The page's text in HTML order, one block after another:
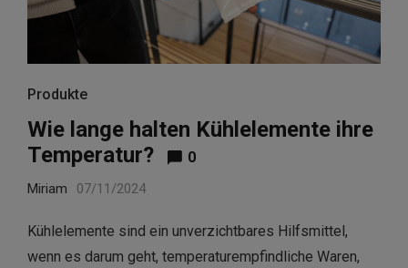
Produkte
Wie lange halten Kühlelemente ihre
Temperatur?
0
Miriam 07/11/2024
Kühlelemente sind ein unverzichtbares Hilfsmittel,
wenn es darum geht, temperaturempfindliche Waren,